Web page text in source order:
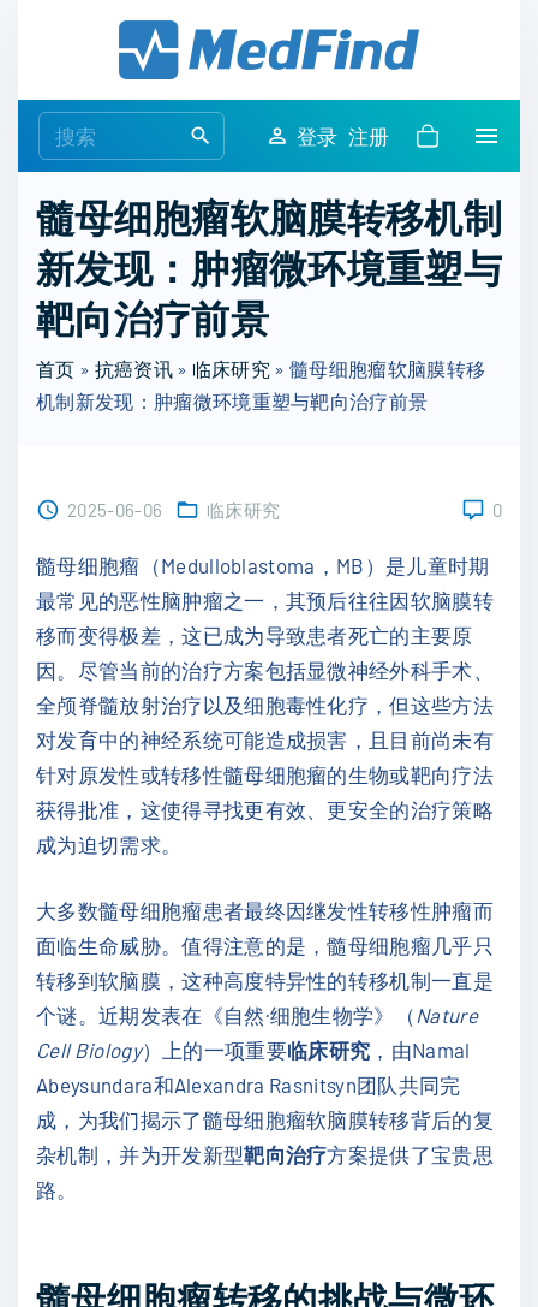
e
r
c
h
f
r
:
登录 注册
髓母细胞瘤软脑膜转移机制
新发现：肿瘤微环境重塑与
靶向治疗前景
首页 » 抗癌资讯» 临床研究 »髓母细胞瘤软脑膜转移
机制新发现：肿瘤微环境重塑与靶向治疗前景
2025-06-06 临床研究 0
髓母细胞瘤（Medulloblastoma，MB）是儿童时期
最常见的恶性脑肿瘤之一，其预后往往因软脑膜转
移而变得极差，这已成为导致患者死亡的主要原
因。尽管当前的治疗方案包括显微神经外科手术、
全颅脊髓放射治疗以及细胞毒性化疗，但这些方法
对发育中的神经系统可能造成损害，且目前尚未有
针对原发性或转移性髓母细胞瘤的生物或靶向疗法
获得批准，这使得寻找更有效、更安全的治疗策略
成为迫切需求。
大多数髓母细胞瘤患者最终因继发性转移性肿瘤而
面临生命威胁。值得注意的是，髓母细胞瘤几乎只
转移到软脑膜，这种高度特异性的转移机制一直是
个谜。近期发表在《自然·细胞生物学》（ Nature
Cell Biology）上的一项重要临床研究 ，由Namal
Abeysundara和Alexandra Rasnitsyn团队共同完
成，为我们揭示了髓母细胞瘤软脑膜转移背后的复
杂机制，并为开发新型靶向治疗方案提供了宝贵思
路。
髓母细胞瘤转移的挑战与微环